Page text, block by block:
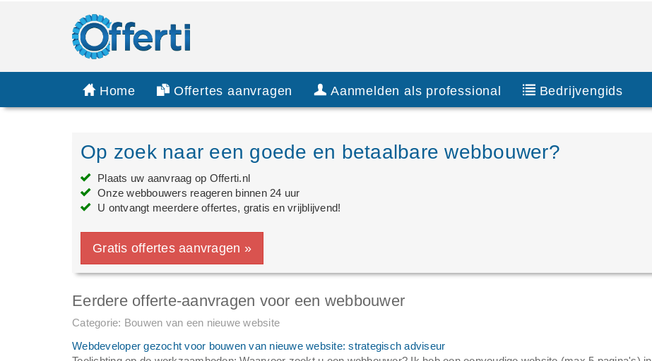
Home Offertes aanvragen Aanmelden als professional Bedrijvengids
Op zoek naar een goede en betaalbare webbouwer?
Plaats uw aanvraag op Offerti.nl
Onze webbouwers reageren binnen 24 uur
U ontvangt meerdere offertes, gratis en vrijblijvend!
Gratis offertes aanvragen »
Eerdere offerte-aanvragen voor een webbouwer
Categorie: Bouwen van een nieuwe website
Webdeveloper gezocht voor bouwen van nieuwe website: strategisch adviseur